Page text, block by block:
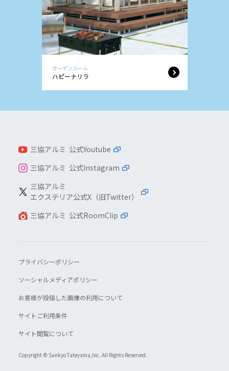
ガーデンルーム
ハピーナリラ
三協アルミ 公式Youtube
三協アルミ 公式Instagram
三協アルミ
エクステリア公式X（旧Twitter）
三協アルミ 公式RoomClip
プライバシーポリシー
ソーシャルメディアポリシー
お客様が投稿した画像の利用について
サイトご利用条件
サイト閲覧について
Copyright © Sankyo Tateyama,lnc. All Rights Reserved.